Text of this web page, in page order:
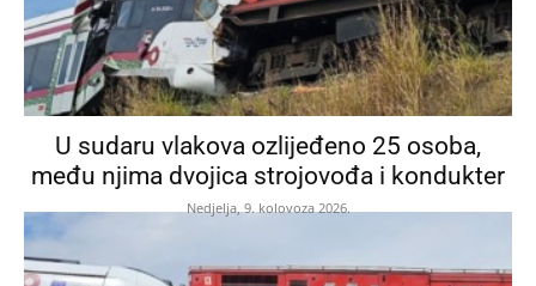
U sudaru vlakova ozlijeđeno 25 osoba,
među njima dvojica strojovođa i kondukter
Nedjelja, 9. kolovoza 2026.